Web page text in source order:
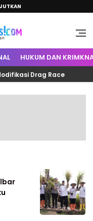
HUKUM DAN
Drag Race